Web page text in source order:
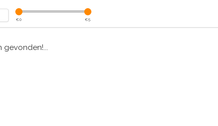
€0 €5
gevonden!...